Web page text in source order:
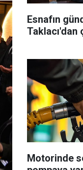
Esnafın
Taklacı'dan
Motorinde